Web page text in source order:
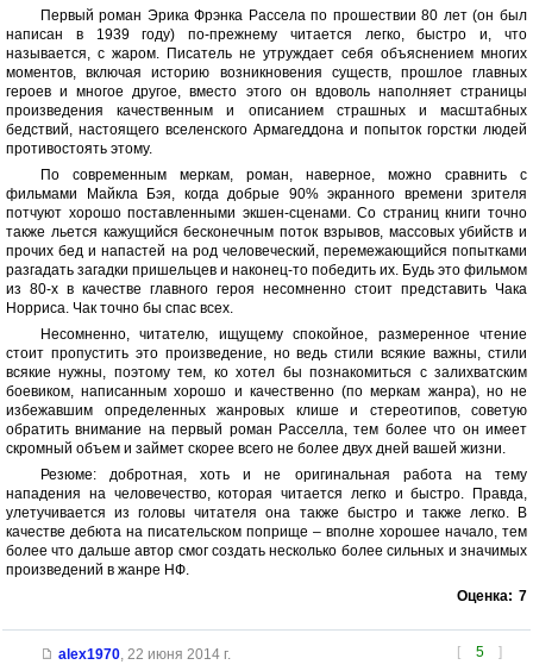
Первый роман Эрика Фрэнка Рассела по прошествии 80 лет (он был
написан в 1939 году) по-прежнему читается легко, быстро и, что
называется, с жаром. Писатель не утруждает себя объяснением многих
моментов, включая историю возникновения существ, прошлое главных
героев и многое другое, вместо этого он вдоволь наполняет страницы
произведения качественным и описанием страшных и масштабных
бедствий, настоящего вселенского Армагеддона и попыток горстки людей
противостоять этому.
По современным меркам, роман, наверное, можно сравнить с
фильмами Майкла Бэя, когда добрые 90% экранного времени зрителя
потчуют хорошо поставленными экшен-сценами. Со страниц книги точно
также льется кажущийся бесконечным поток взрывов, массовых убийств и
прочих бед и напастей на род человеческий, перемежающийся попытками
разгадать загадки пришельцев и наконец-то победить их. Будь это фильмом
из 80-х в качестве главного героя несомненно стоит представить Чака
Норриса. Чак точно бы спас всех.
Несомненно, читателю, ищущему спокойное, размеренное чтение
стоит пропустить это произведение, но ведь стили всякие важны, стили
всякие нужны, поэтому тем, ко хотел бы познакомиться с залихватским
боевиком, написанным хорошо и качественно (по меркам жанра), но не
избежавшим определенных жанровых клише и стереотипов, советую
обратить внимание на первый роман Расселла, тем более что он имеет
скромный объем и займет скорее всего не более двух дней вашей жизни.
Резюме: добротная, хоть и не оригинальная работа на тему
нападения на человечество, которая читается легко и быстро. Правда,
улетучивается из головы читателя она также быстро и также легко. В
качестве дебюта на писательском поприще – вполне хорошее начало, тем
более что дальше автор смог создать несколько более сильных и значимых
произведений в жанре НФ.
Оценка: 7
[ 5 ]
alex1970, 22 июня 2014 г.